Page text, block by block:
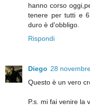
hanno corso
tenere per tutti e
duro è d'obbligo.
Rispondi
Diego 28
Questo è un vero
P.s. mi fai venire la